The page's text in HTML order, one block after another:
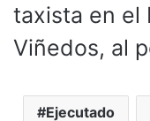
taxista en el
Viñedos, al
Ejecutado